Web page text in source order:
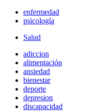
enfermedad
psicología
Salud
adiccion
alimentación
ansiedad
bienestar
deporte
depresion
discapacidad